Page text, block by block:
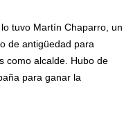
tuvo Martín Chaparro, un
de antigüedad para
como alcalde. Hubo de
para ganar la